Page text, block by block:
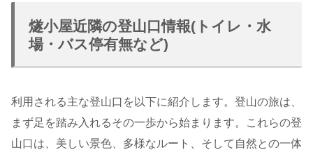
燧小屋近隣の登山口情報(トイレ・水
場・バス停有無など)
利用される主な登山口を以下に紹介します。登山の旅は、
まず足を踏み入れるその一歩から始まります。これらの登
山口は、美しい景色、多様なルート、そして自然との一体